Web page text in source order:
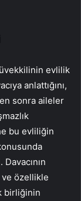
evlilik
anlattığını,
sonra aileler
bu evliliğin
ve özellikle
birliğinin